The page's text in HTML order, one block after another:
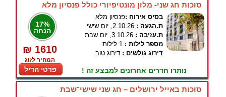
סוכות חג שני- מלון מונטיפיורי כולל פנסיון מלא
17%
הנחה
₪ 1610
המחיר לזוג
פרטי הדיל
בסיס אירוח :פנסיון מלא
ת.הגעה : 2.10.26, יום שישי
ת.עזיבה : 3.10.26, יום שבת
מספר לילות : 1 לילות
דירוג גולשים : דירוג טוב
נותרו חדרים אחרונים למבצע זה !
סוכות באייל ירושלים – חג שני שישי־שבת